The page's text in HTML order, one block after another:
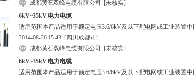
成都黄石双峰电缆有限公司
[未核实]
6kV~35kV 电力电缆
适用范围本产品适用于额定电压3.6/6kV及以下配电网或工业装置
2014-08-20 15:43 [四川成都市]
成都黄石双峰电缆有限公司
[未核实]
6kV~35kV 电力电缆
适用范围本产品适用于额定电压3.6/6kV及以下配电网或工业装置